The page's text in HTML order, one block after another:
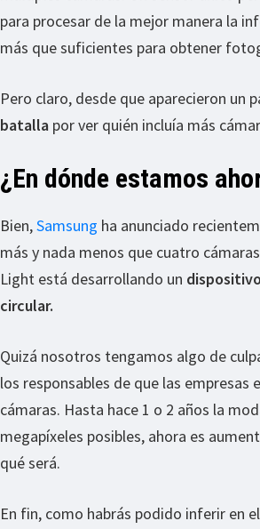
para procesar de la mejor manera la
más que suficientes para obtener
Pero claro, desde que aparecieron un
batalla por ver quién incluía más
¿En dónde estamos
Bien,Samsung ha anunciado
más y nada menos que cuatro
Light está desarrollando un
circular.
Quizá nosotros tengamos algo de
los responsables de que las
cámaras. Hasta hace 1 o 2 años la
megapíxeles posibles, ahora es
qué será.
En fin, como habrás podido inferir en